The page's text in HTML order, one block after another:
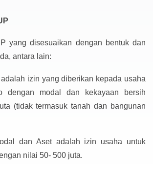
yang disesuaikan dengan bentuk dan
antara lain:
izin yang diberikan kepada usaha
dengan modal dan kekayaan bersih
(tidak termasuk tanah dan bangunan
dan Aset adalah izin usaha untuk
nilai 50- 500 juta.